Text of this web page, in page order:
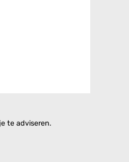
te adviseren.